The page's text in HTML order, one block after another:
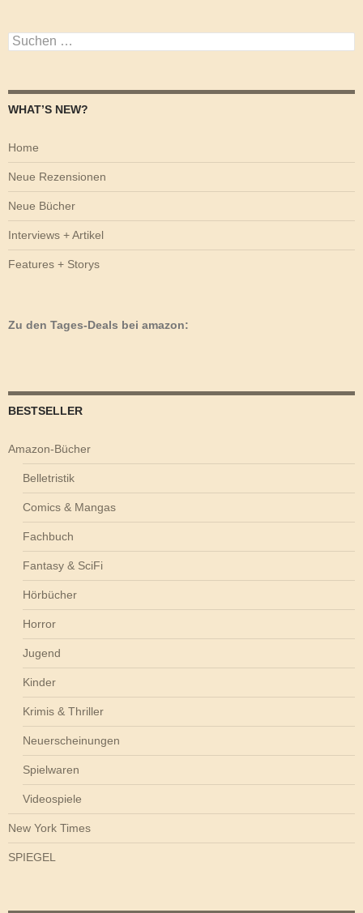
Suchen
nach:
WHAT’S NEW?
Home
Neue Rezensionen
Neue Bücher
Interviews + Artikel
Features + Storys
Zu den Tages-Deals bei amazon:
BESTSELLER
Amazon-Bücher
Belletristik
Comics & Mangas
Fachbuch
Fantasy & SciFi
Hörbücher
Horror
Jugend
Kinder
Krimis & Thriller
Neuerscheinungen
Spielwaren
Videospiele
New York Times
SPIEGEL